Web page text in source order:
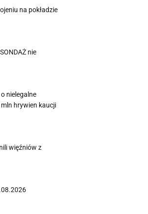
na pokładzie
nie
nielegalne
hrywien kaucji
więźniów z